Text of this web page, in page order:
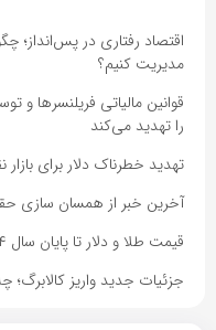
اقتصاد رفتاری در پس‌انداز؛
مدیریت کنیم؟
قوانین مالیاتی فریلنسرها و
را تهدید می‌کند
تهدید خطرناک دلار برای
آخرین خبر از همسان سازی
قیمت طلا و دلار تا پایان سال ۱۴۰۴ پیش بینی شد
جزئیات جدید واریز